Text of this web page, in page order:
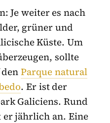
Je weiter es nach
grüner und
Küste. Um
sollte
denParque natural
. Er ist der
Galiciens. Rund
er jährlich an. Eine